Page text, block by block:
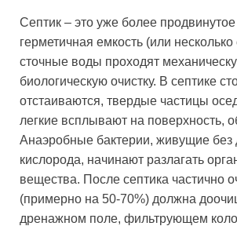
Септик – это уже более
герметичная емкость (или несколько
сточные воды проходят
биологическую очистку. В септике
отстаиваются, твердые частицы
легкие всплывают на поверхность,
Анаэробные бактерии, живущие без
кислорода, начинают разлагать
вещества. После септика частично
(примерно на 50-70%) должна
дренажном поле, фильтрующем